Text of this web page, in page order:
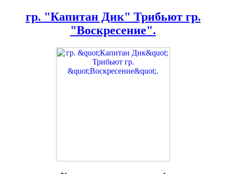
гр. "Капитан Дик" Трибьют гр.
"Воскресение".